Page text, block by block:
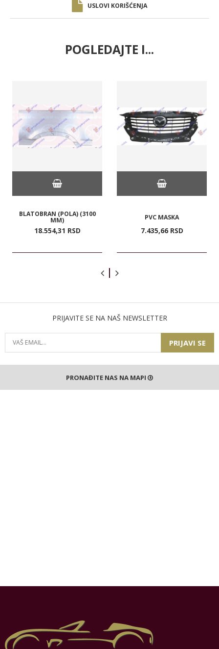
USLOVI KORIŠĆENJA
POGLEDAJTE I...
BLATOBRAN (POLA) (3100
MM)
18.554,31 RSD
PVC MASKA
7.435,66 RSD
PRIJAVITE SE NA NAŠ NEWSLETTER
PRIJAVI SE
PRONAĐITE NAS NA MAPI